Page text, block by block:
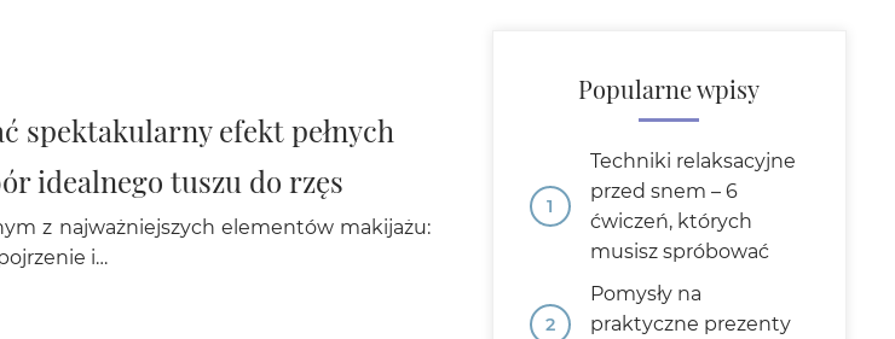
spektakularny efekt pełnych
idealnego tuszu do rzęs
z najważniejszych elementów makijażu:
i…
Popularne wpisy
Techniki relaksacyjne
przed snem – 6
ćwiczeń, których
musisz spróbować
Pomysły na
praktyczne prezenty